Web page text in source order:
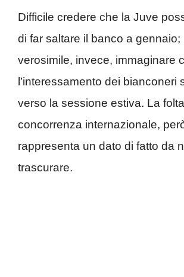
Difficile credere che la Juve
di far saltare il banco a gennaio;
verosimile, invece, immaginare
l’interessamento dei bianconeri
verso la sessione estiva. La folta
concorrenza internazionale,
rappresenta un dato di fatto da
trascurare.